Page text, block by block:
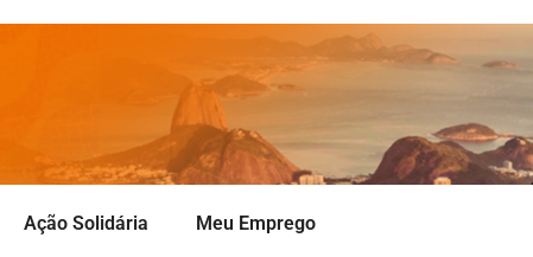
Ação Solidária Meu Emprego